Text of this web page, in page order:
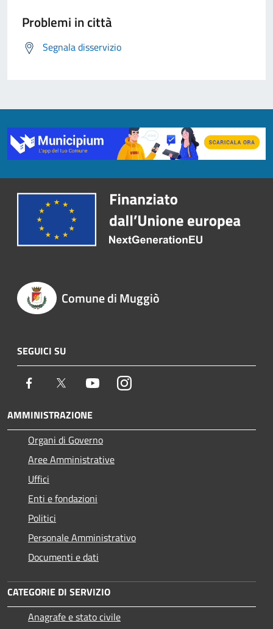
Problemi in città
Segnala disservizio
Comune di Muggiò
SEGUICI SU
Facebook Twitter YoutubeInstagram
AMMINISTRAZIONE
Organi di Governo
Aree Amministrative
Uffici
Enti e fondazioni
Politici
Personale Amministrativo
Documenti e dati
CATEGORIE DI SERVIZIO
Anagrafe e stato civile